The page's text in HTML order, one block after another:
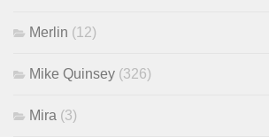
Merlin (12)
Mike Quinsey (326)
Mira (3)